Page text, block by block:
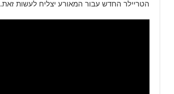
הטריילר החדש עבור המאורע יצליח לעשות זאת.